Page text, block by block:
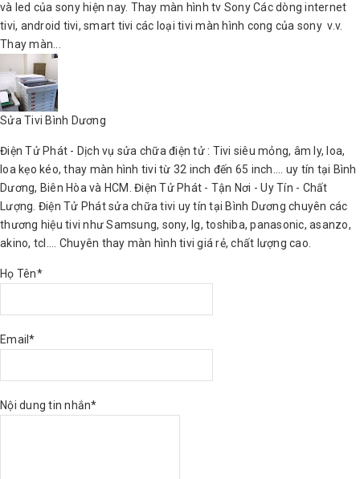
và led của sony hiện nay. Thay màn hình tv Sony Các dòng internet
tivi, android tivi, smart tivi các loại tivi màn hình cong của sony v.v.
Thay màn...
Sửa Tivi Bình Dương
Điện Tử Phát - Dịch vụ sửa chữa điện tử : Tivi siêu mỏng, âm ly, loa,
loa kẹo kéo, thay màn hình tivi từ 32 inch đến 65 inch.... uy tín tại Bình
Dương, Biên Hòa và HCM. Điện Tử Phát - Tận Nơi - Uy Tín - Chất
Lượng. Điện Tử Phát sửa chữa tivi uy tín tại Bình Dương chuyên các
thương hiệu tivi như Samsung, sony, lg, toshiba, panasonic, asanzo,
akino, tcl.... Chuyên thay màn hình tivi giá rẻ, chất lượng cao.
Họ Tên*
Email*
Nội dung tin nhắn*